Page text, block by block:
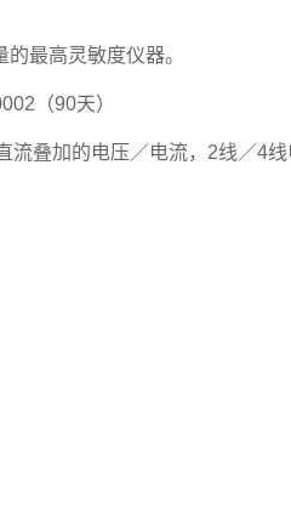
最高灵敏度仪器。
（90天）
叠加的电压／电流，2线／4